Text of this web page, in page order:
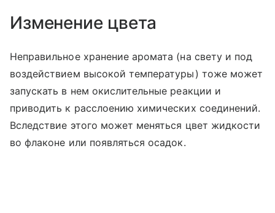
Изменение цвета
Неправильное хранение аромата (на свету и под
воздействием высокой температуры) тоже может
запускать в нем окислительные реакции и
приводить к расслоению химических соединений.
Вследствие этого может меняться цвет жидкости
во флаконе или появляться осадок.